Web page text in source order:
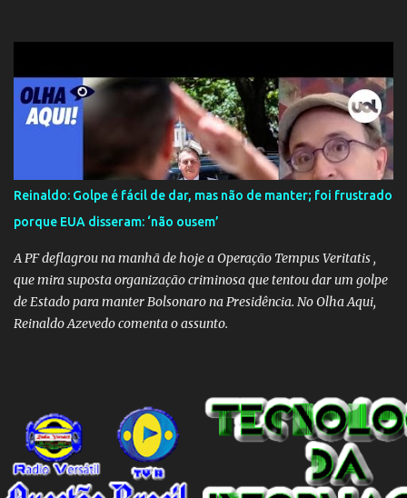
Reinaldo: Golpe é fácil de dar, mas não de manter; foi frustrado
porque EUA disseram: ‘não ousem’
A PF deflagrou na manhã de hoje a Operação Tempus Veritatis ,
que mira suposta organização criminosa que tentou dar um golpe
de Estado para manter Bolsonaro na Presidência. No Olha Aqui,
Reinaldo Azevedo comenta o assunto.